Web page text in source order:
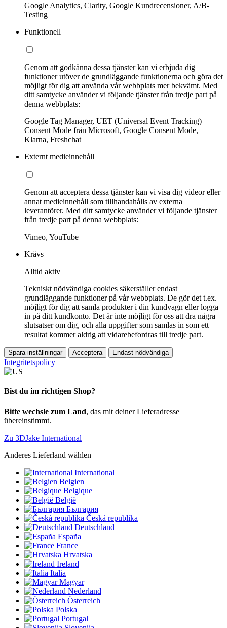
Google Analytics, Clarity, Google Kundrecensioner, A/B-
Testing
Funktionell
Genom att godkänna dessa tjänster kan vi erbjuda dig
funktioner utöver de grundläggande funktionerna och göra det
möjligt för dig att använda vår webbplats mer bekvämt. Med
ditt samtycke använder vi följande tjänster från tredje part på
denna webbplats:
Google Tag Manager, UET (Universal Event Tracking)
Consent Mode från Microsoft, Google Consent Mode,
Klarna, Freshchat
Externt medieinnehåll
Genom att acceptera dessa tjänster kan vi visa dig videor eller
annat medieinnehåll som tillhandahålls av externa
leverantörer. Med ditt samtycke använder vi följande tjänster
från tredje part på denna webbplats:
Vimeo, YouTube
Krävs
Alltid aktiv
Tekniskt nödvändiga cookies säkerställer endast
grundläggande funktioner på vår webbplats. De gör det t.ex.
möjligt för dig att samla produkter i din kundvagn eller logga
in på ditt kundkonto. Det är inte möjligt för oss att dra några
slutsatser om dig, och alla uppgifter som samlas in som ett
resultat kommer aldrig att vidarebefordras till tredje part.
Spara inställningar Acceptera Endast nödvändiga
Integritetspolicy
Bist du im richtigen Shop?
Bitte wechsle zum Land, das mit deiner Lieferadresse
übereinstimmt.
Zu 3DJake International
Anderes Lieferland wählen
International
Belgien
Belgique
België
България
Česká republika
Deutschland
España
France
Hrvatska
Ireland
Italia
Magyar
Nederland
Österreich
Polska
Portugal